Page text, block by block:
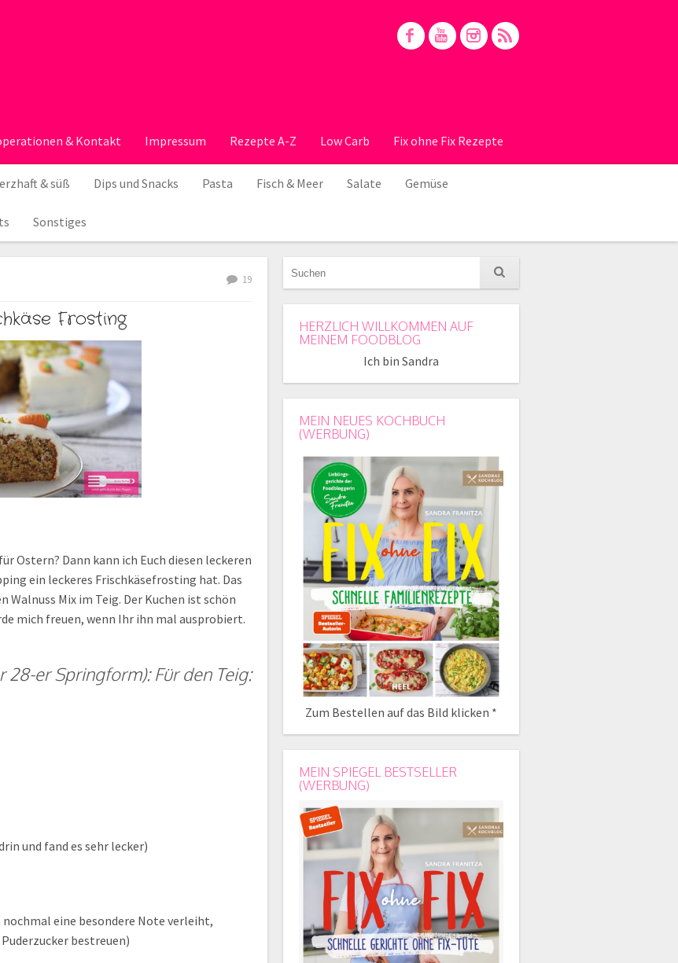
& Kontakt Impressum Rezepte A-Z Low Carb Fix ohne Fix Rezepte
& süß Dips und Snacks Pasta Fisch & Meer Salate Gemüse
Sonstiges
19
Frosting
Ostern? Dann kann ich Euch diesen leckeren
ein leckeres Frischkäsefrosting hat. Das
Mix im Teig. Der Kuchen ist schön
mich freuen, wenn Ihr ihn mal ausprobiert.
er Springform): Für den Teig:
und fand es sehr lecker)
nochmal eine besondere Note verleiht,
bestreuen)
HERZLICH WILLKOMMEN AUF
MEINEM FOODBLOG
Ich bin Sandra
MEIN NEUES KOCHBUCH
(WERBUNG)
Zum Bestellen auf das Bild klicken *
MEIN SPIEGEL BESTSELLER
(WERBUNG)